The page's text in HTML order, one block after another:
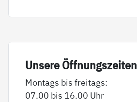
Un­se­re Öff­nungs­zei­ten
Montags bis freitags:
07.00 bis 16.00 Uhr